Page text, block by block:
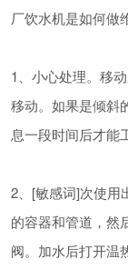
厂饮水机是如何做
1、小心处理。移
移动。如果是倾斜
息一段时间后才能
2、[敏感词]次使用
的容器和管道，然
阀。加水后打开温